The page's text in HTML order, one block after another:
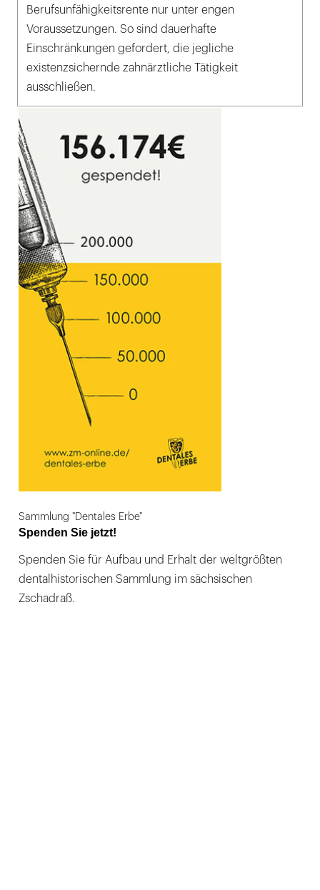
Berufsunfähigkeitsrente nur unter engen
Voraussetzungen. So sind dauerhafte
Einschränkungen gefordert, die jegliche
existenzsichernde zahnärztliche Tätigkeit
ausschließen.
Sammlung "Dentales Erbe"
Spenden Sie jetzt!
Spenden Sie für Aufbau und Erhalt der weltgrößten
dentalhistorischen Sammlung im sächsischen
Zschadraß.